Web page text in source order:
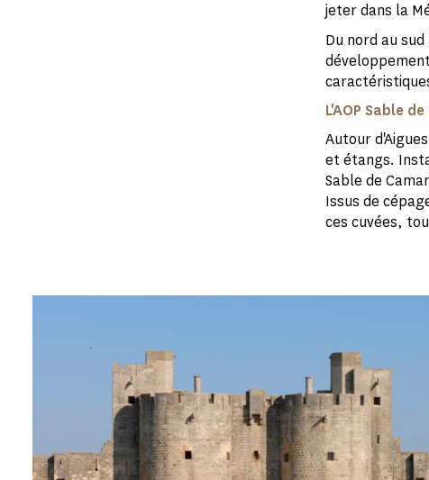
jeter dans la
Du nord au
L'AOP Sable
Autour
et étangs.
Sable de
Issus de
ces cuvées,